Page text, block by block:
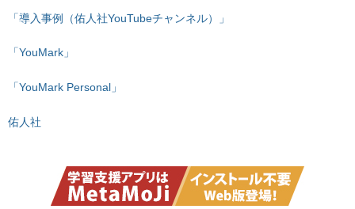
「導入事例（佑人社YouTubeチャンネル）」
「YouMark」
「YouMark Personal」
佑人社